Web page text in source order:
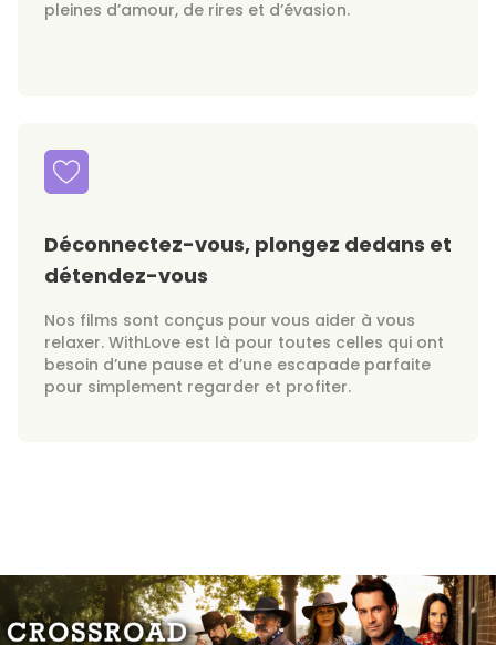
pleines d’amour, de rires et d’évasion.
Déconnectez-vous, plongez dedans et
détendez-vous
Nos films sont conçus pour vous aider à vous
relaxer. WithLove est là pour toutes celles qui ont
besoin d’une pause et d’une escapade parfaite
pour simplement regarder et profiter.